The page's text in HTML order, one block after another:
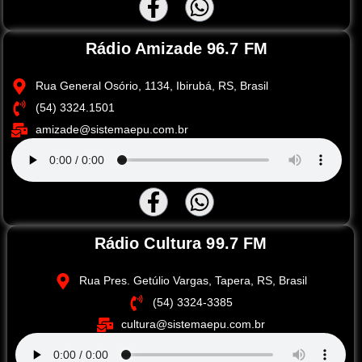
Rádio Amizade 96.7 FM
Rua General Osório, 1134, Ibirubá, RS, Brasil
(54) 3324.1501
amizade@sistemaepu.com.br
Rádio Cultura 99.7 FM
Rua Pres. Getúlio Vargas, Tapera, RS, Brasil
(54) 3324-3385
cultura@sistemaepu.com.br